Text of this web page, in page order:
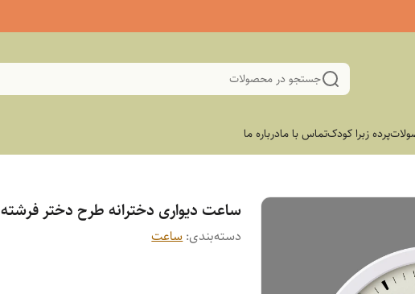
جستجو در محصولات
پرده زبرا کودکتماس با مادرباره ما
ساعت دیواری دخترانه طرح دختر فرشته
دسته‌بندی:ساعت